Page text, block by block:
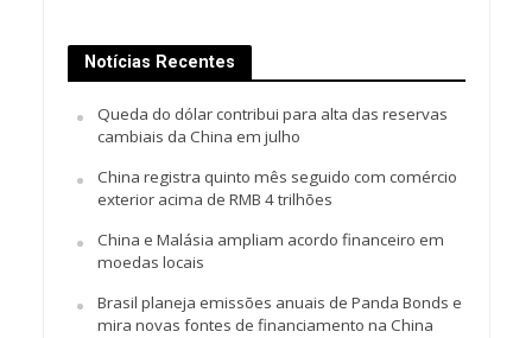
Notícias Recentes
Queda do dólar contribui para alta das reservas
cambiais da China em julho
China registra quinto mês seguido com comércio
exterior acima de RMB 4 trilhões
China e Malásia ampliam acordo financeiro em
moedas locais
Brasil planeja emissões anuais de Panda Bonds e
mira novas fontes de financiamento na China